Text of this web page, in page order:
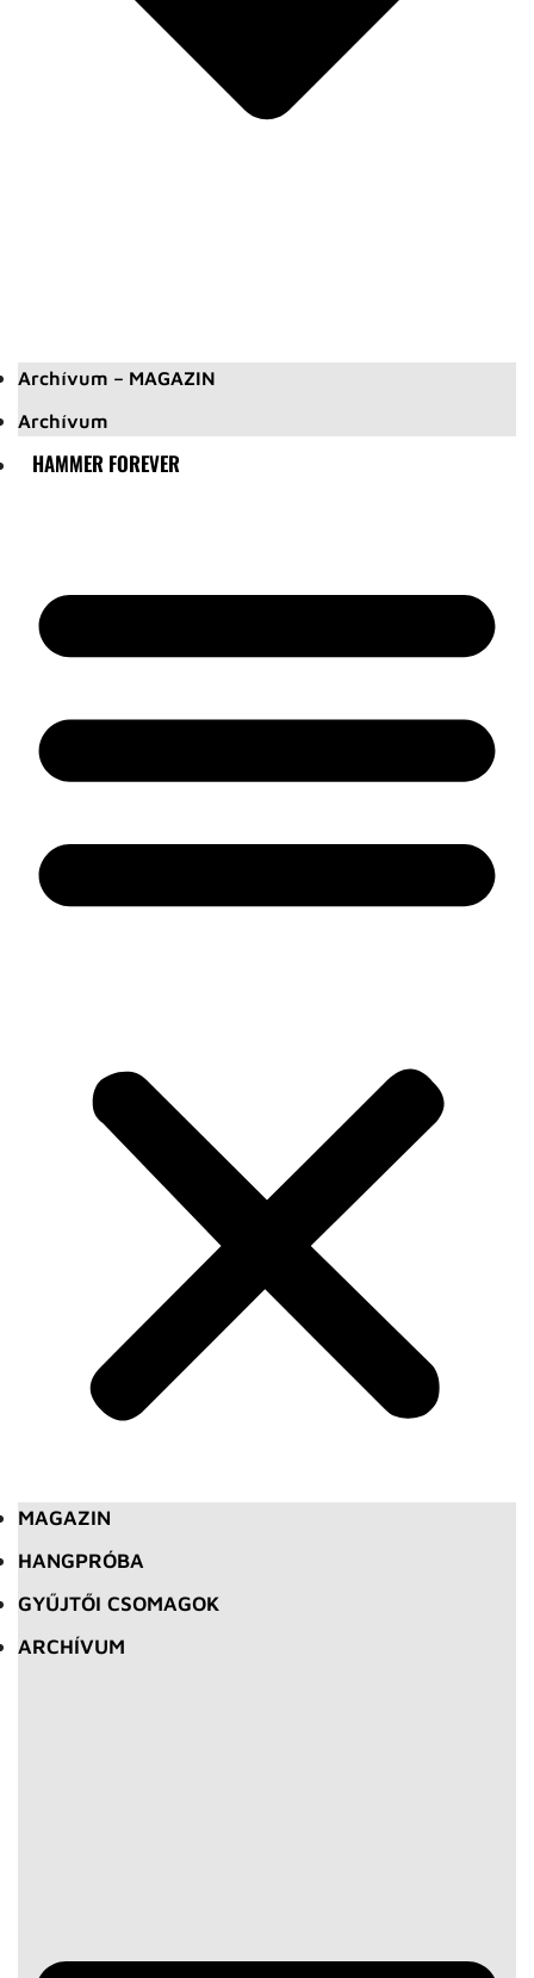
Archívum – MAGAZIN
Archívum
HAMMER FOREVER
MAGAZIN
HANGPRÓBA
GYŰJTŐI CSOMAGOK
ARCHÍVUM